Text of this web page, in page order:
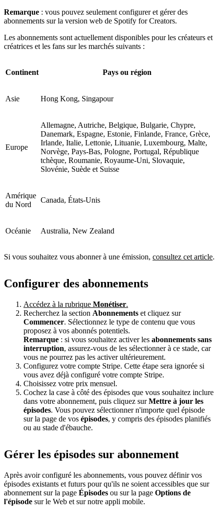
Remarque : vous pouvez seulement configurer et gérer des
abonnements sur la version web de Spotify for Creators.
Les abonnements sont actuellement disponibles pour les créateurs et
créatrices et les fans sur les marchés suivants :
Continent Pays ou région
Asie Hong Kong, Singapour
Europe
Allemagne, Autriche, Belgique, Bulgarie, Chypre,
Danemark, Espagne, Estonie, Finlande, France, Grèce,
Irlande, Italie, Lettonie, Lituanie, Luxembourg, Malte,
Norvège, Pays-Bas, Pologne, Portugal, République
tchèque, Roumanie, Royaume-Uni, Slovaquie,
Slovénie, Suède et Suisse
Amérique
du Nord
Canada, États-Unis
Océanie Australia, New Zealand
Si vous souhaitez vous abonner à une émission, consultez cet article.
Configurer des abonnements
Accédez à la rubrique Monétiser.
Recherchez la section Abonnements et cliquez sur
Commencer. Sélectionnez le type de contenu que vous
proposez à vos abonnés potentiels.
Remarque : si vous souhaitez activer les abonnements sans
interruption, assurez-vous de les sélectionner à ce stade, car
vous ne pourrez pas les activer ultérieurement.
Configurez votre compte Stripe. Cette étape sera ignorée si
vous avez déjà configuré votre compte Stripe.
Choisissez votre prix mensuel.
Cochez la case à côté des épisodes que vous souhaitez inclure
dans votre abonnement, puis cliquez surMettre à jour les
épisodes. Vous pouvez sélectionner n'importe quel épisode
sur la page de vos épisodes, y compris des épisodes planifiés
ou au stade d'ébauche.
Gérer les épisodes sur abonnement
Après avoir configuré les abonnements, vous pouvez définir vos
épisodes existants et futurs pour qu'ils ne soient accessibles que sur
abonnement sur la page Épisodes ou sur la page Options de
l'épisode sur le Web et sur notre appli mobile.